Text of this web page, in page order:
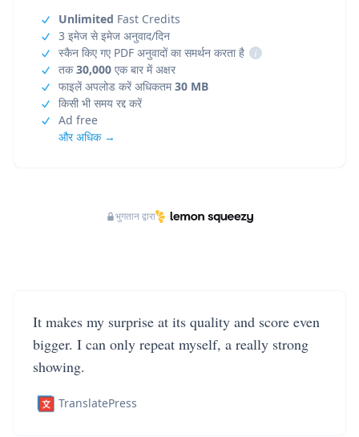
Unlimited Fast Credits
3 इमेज से इमेज अनुवाद/दिन
स्कैन किए गए PDF अनुवादों का समर्थन करता है
i
तक30,000 एक बार में अक्षर
फाइलें अपलोड करें अधिकतम30 MB
किसी भी समय रद्द करें
Ad free
और अधिक →
भुगतान द्वारा
It makes my surprise at its quality and score even
bigger. I can only repeat myself, a really strong
showing.
TranslatePress